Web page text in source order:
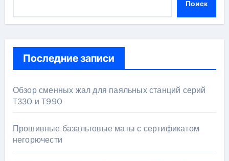
Поиск
Последние записи
Обзор сменных жал для паяльных станций серий
T330 и T990
Прошивные базальтовые маты с сертификатом
негорючести